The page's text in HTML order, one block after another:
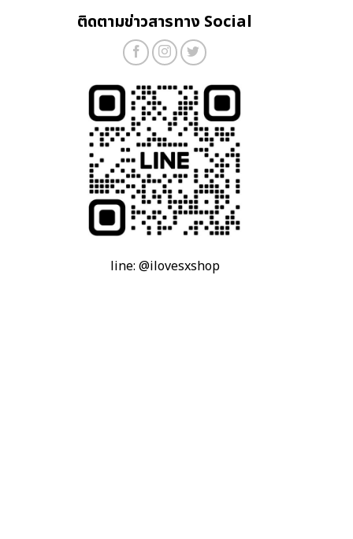
ติดตามข่าวสารทาง Social
line: @ilovesxshop